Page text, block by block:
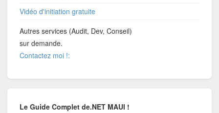
Vidéo d'initiation gratuite
Autres services (Audit, Dev, Conseil)
sur demande.
Contactez moi !:
Le Guide Complet de.NET MAUI !